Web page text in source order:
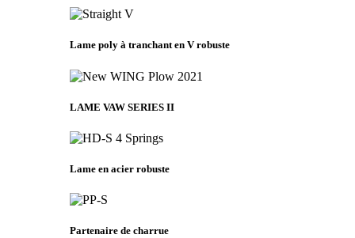
Lame poly à tranchant en V robuste
LAME VAW SERIES II
Lame en acier robuste
Partenaire de charrue